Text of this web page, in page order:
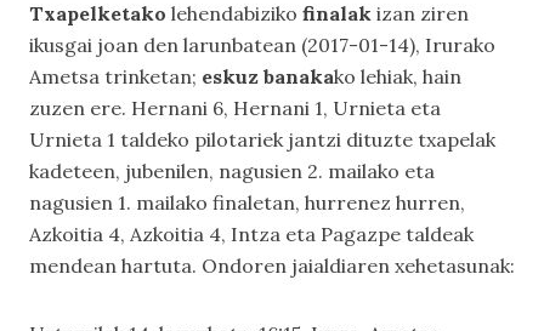
Txapelketako lehendabiziko finalak izan ziren
ikusgai joan den larunbatean (2017-01-14), Irurako
Ametsa trinketan; eskuz banakako lehiak, hain
zuzen ere. Hernani 6, Hernani 1, Urnieta eta
Urnieta 1 taldeko pilotariek jantzi dituzte txapelak
kadeteen, jubenilen, nagusien 2. mailako eta
nagusien 1. mailako finaletan, hurrenez hurren,
Azkoitia 4, Azkoitia 4, Intza eta Pagazpe taldeak
mendean hartuta. Ondoren jaialdiaren xehetasunak: